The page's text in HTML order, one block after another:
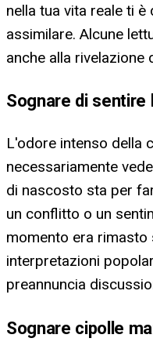
nella tua vita reale ti
assimilare. Alcune
anche alla
Sognare di sentire
L'odore intenso della
necessariamente
di nascosto sta per
un conflitto o un
momento era
interpretazioni
preannuncia
Sognare cipolle